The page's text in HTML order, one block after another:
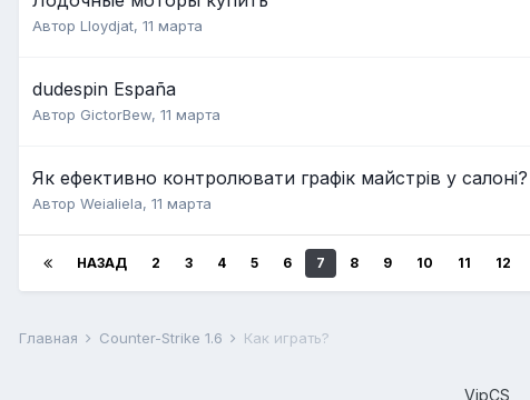
Автор Lloydjat, 11 марта
dudespin España
Автор GictorBew, 11 марта
Як ефективно контролювати графік майстрів у салоні?
Автор Weialiela, 11 марта
НАЗАД 2 3 4 5 6 7 8 9 10 11 12
Главная Counter-Strike 1.6 Как играть?
VipCS